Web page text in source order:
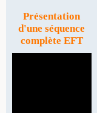
Présentation
d'une séquence
complète EFT